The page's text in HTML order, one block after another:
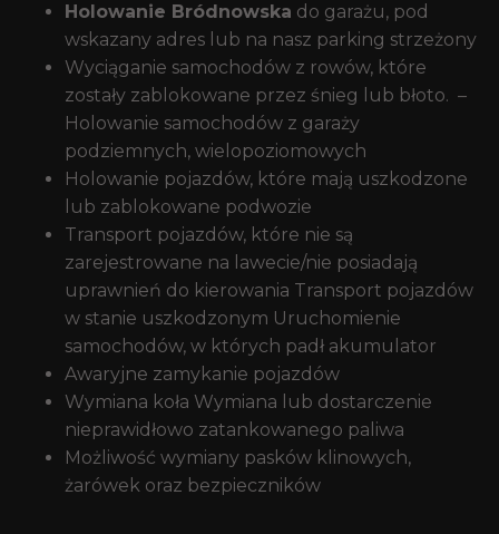
Holowanie Bródnowska do garażu, pod
wskazany adres lub na nasz parking strzeżony
Wyciąganie samochodów z rowów, które
zostały zablokowane przez śnieg lub błoto. –
Holowanie samochodów z garaży
podziemnych, wielopoziomowych
Holowanie pojazdów, które mają uszkodzone
lub zablokowane podwozie
Transport pojazdów, które nie są
zarejestrowane na lawecie/nie posiadają
uprawnień do kierowania Transport pojazdów
w stanie uszkodzonym Uruchomienie
samochodów, w których padł akumulator
Awaryjne zamykanie pojazdów
Wymiana koła Wymiana lub dostarczenie
nieprawidłowo zatankowanego paliwa
Możliwość wymiany pasków klinowych,
żarówek oraz bezpieczników